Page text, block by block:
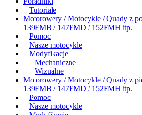
Tutoriale
Motorowery / Motocykle / Quady z
139FMB / 147FMD / 152FMH itp.
Pomoc
Nasze motocykle
Modyfikacje
Mechaniczne
Wizualne
Motorowery / Motocykle / Quady z
139FMB / 147FMD / 152FMH itp.
Pomoc
Nasze motocykle